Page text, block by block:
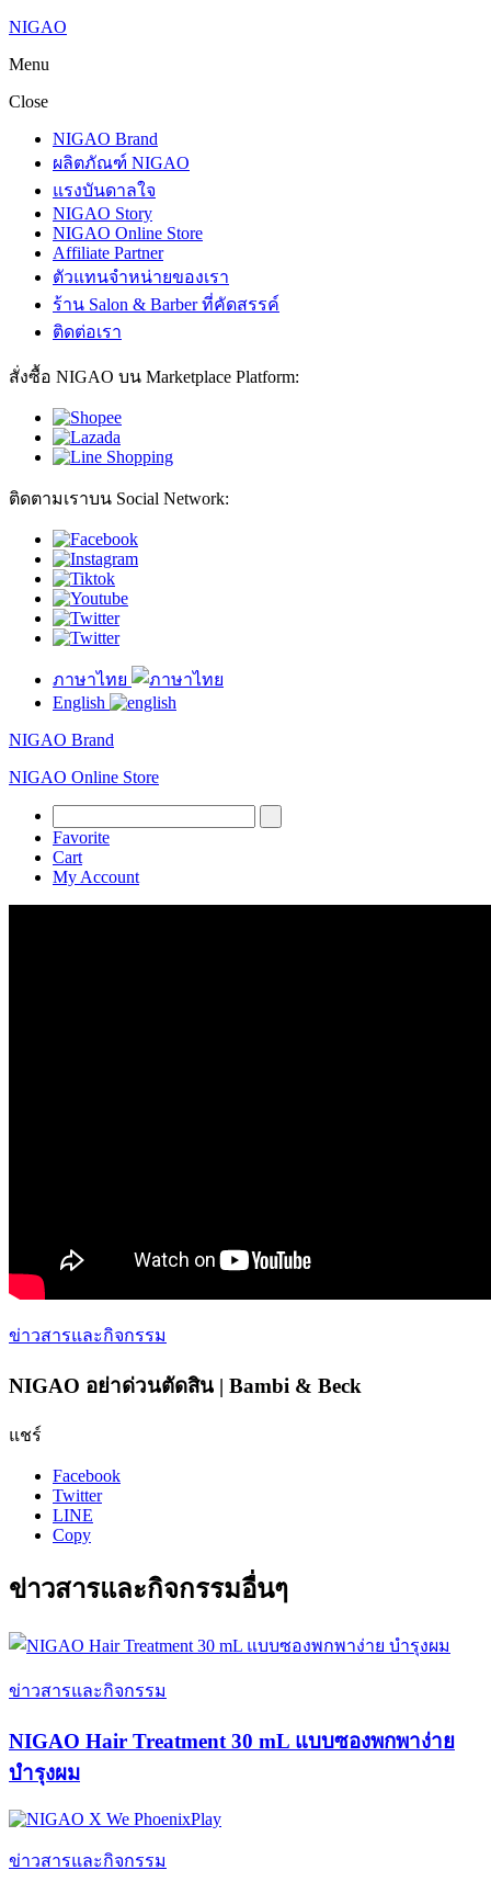
NIGAO
Menu
Close
NIGAO Brand
ผลิตภัณฑ์ NIGAO
แรงบันดาลใจ
NIGAO Story
NIGAO Online Store
Affiliate Partner
ตัวแทนจำหน่ายของเรา
ร้าน Salon & Barber ที่คัดสรรค์
ติดต่อเรา
สั่งซื้อ NIGAO บน Marketplace Platform:
ติดตามเราบน Social Network:
ภาษาไทย
English
NIGAO Brand
NIGAO Online Store
Favorite
Cart
My Account
ข่าวสารและกิจกรรม
NIGAO อย่าด่วนตัดสิน | Bambi & Beck
แชร์
Facebook
Twitter
LINE
Copy
ข่าวสารและกิจกรรมอื่นๆ
ข่าวสารและกิจกรรม
NIGAO Hair Treatment 30 mL แบบซองพกพาง่าย
บำรุงผม
Play
ข่าวสารและกิจกรรม